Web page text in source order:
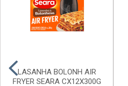
LASANHA BOLONH AIR
FRYER SEARA CX12X300G